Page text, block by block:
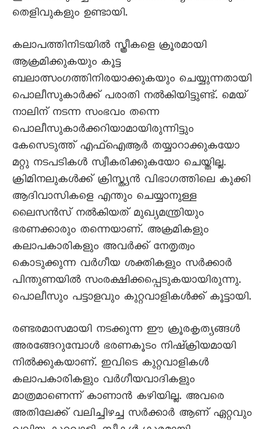
തെളിവുകളും ഉണ്ടായി.
കലാപത്തിനിടയിൽ സ്ത്രീകളെ ക്രൂരമായി
ആക്രമിക്കുകയും കൂട്ട
ബലാത്സംഗത്തിനിരയാക്കുകയും ചെയ്യുന്നതായി
പൊലീസുകാർക്ക് പരാതി നൽകിയിട്ടുണ്ട്. മെയ്
നാലിന് നടന്ന സംഭവം തന്നെ
പൊലീസുകാർക്കറിയാമായിരുന്നിട്ടും
കേസെടുത്ത് എഫ്ഐആർ തയ്യാറാക്കുകയോ
മറ്റു നടപടികൾ സ്വീകരിക്കുകയോ ചെയ്തില്ല.
ക്രിമിനലുകൾക്ക് ക്രിസ്ത്യൻ വിഭാഗത്തിലെ കുക്കി
ആദിവാസികളെ എന്തും ചെയ്യാനുള്ള
ലൈസൻസ് നൽകിയത് മുഖ്യമന്ത്രിയും
ഭരണക്കാരും തന്നെയാണ്. അക്രമികളും
കലാപകാരികളും അവർക്ക് നേതൃത്വം
കൊടുക്കുന്ന വർഗീയ ശക്തികളും സർക്കാർ
പിന്തുണയിൽ സംരക്ഷിക്കപ്പെടുകയായിരുന്നു.
പൊലീസും പട്ടാളവും കുറ്റവാളികൾക്ക് കൂട്ടായി.
രണ്ടരമാസമായി നടക്കുന്ന ഈ ക്രൂരകൃത്യങ്ങൾ
അരങ്ങേറുമ്പോൾ ഭരണകൂടം നിഷ്ക്രിയമായി
നിൽക്കുകയാണ്. ഇവിടെ കുറ്റവാളികൾ
കലാപകാരികളും വർഗീയവാദികളും
മാത്രമാണെന്ന് കാണാൻ കഴിയില്ല. അവരെ
അതിലേക്ക് വലിച്ചിഴച്ച സർക്കാർ ആണ് ഏറ്റവും